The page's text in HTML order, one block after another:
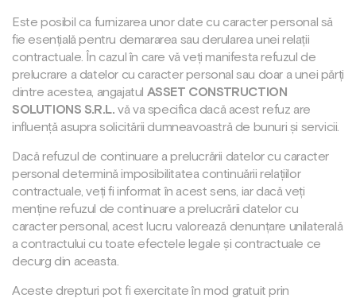
Este posibil ca furnizarea unor date cu caracter personal să
fie esențială pentru demararea sau derularea unei relații
contractuale. În cazul în care vă veți manifesta refuzul de
prelucrare a datelor cu caracter personal sau doar a unei părți
dintre acestea, angajatul ASSET CONSTRUCTION
SOLUTIONS S.R.L. vă va specifica dacă acest refuz are
influență asupra solicitării dumneavoastră de bunuri și servicii.
Dacă refuzul de continuare a prelucrării datelor cu caracter
personal determină imposibilitatea continuării relațiilor
contractuale, veți fi informat în acest sens, iar dacă veți
menține refuzul de continuare a prelucrării datelor cu
caracter personal, acest lucru valorează denunțare unilaterală
a contractului cu toate efectele legale și contractuale ce
decurg din aceasta.
Aceste drepturi pot fi exercitate în mod gratuit prin